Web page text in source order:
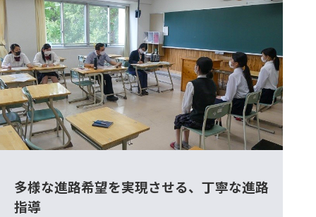
多様な進路希望を実現させる、丁寧な進路
指導